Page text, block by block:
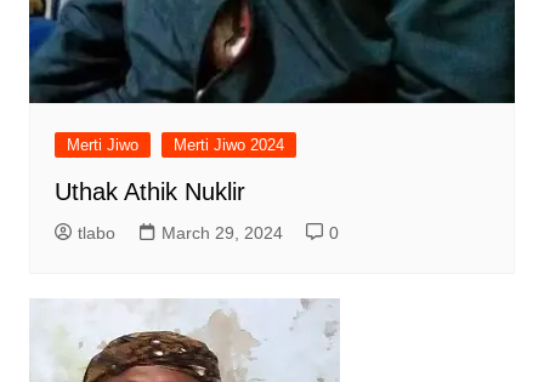
Merti Jiwo Merti Jiwo 2024
Uthak Athik Nuklir
tlabo March 29, 2024 0